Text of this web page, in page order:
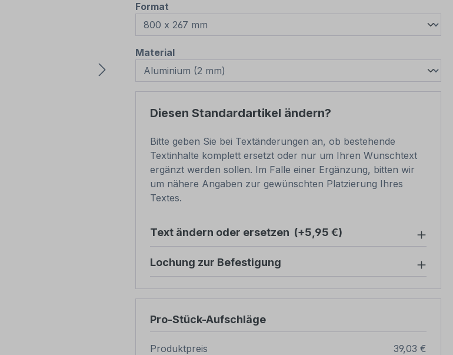
Format
Materialauswählen
Diesen Standardartikel ändern?
Bitte geben Sie bei Textänderungen an, ob bestehende
Textinhalte komplett ersetzt oder nur um Ihren Wunschtext
ergänzt werden sollen. Im Falle einer Ergänzung, bitten wir
um nähere Angaben zur gewünschten Platzierung Ihres
Textes.
Text ändern oder ersetzen (+5,95 €)
Lochung zur Befestigung
Pro-Stück-Aufschläge
Produktpreis
39,03 €